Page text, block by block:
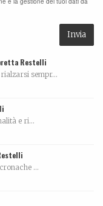
Restelli
sempr...
e ri...
...